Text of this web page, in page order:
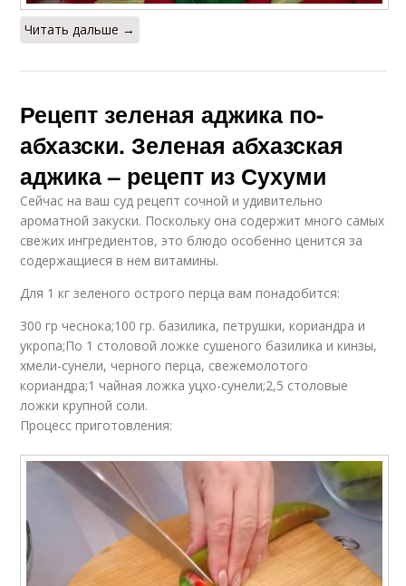
Читать дальше →
Рецепт зеленая аджика по-
абхазски. Зеленая абхазская
аджика – рецепт из Сухуми
Сейчас на ваш суд рецепт сочной и удивительно
ароматной закуски. Поскольку она содержит много самых
свежих ингредиентов, это блюдо особенно ценится за
содержащиеся в нем витамины.
Для 1 кг зеленого острого перца вам понадобится:
300 гр чеснока;100 гр. базилика, петрушки, кориандра и
укропа;По 1 столовой ложке сушеного базилика и кинзы,
хмели-сунели, черного перца, свежемолотого
кориандра;1 чайная ложка уцхо-сунели;2,5 столовые
ложки крупной соли.
Процесс приготовления: